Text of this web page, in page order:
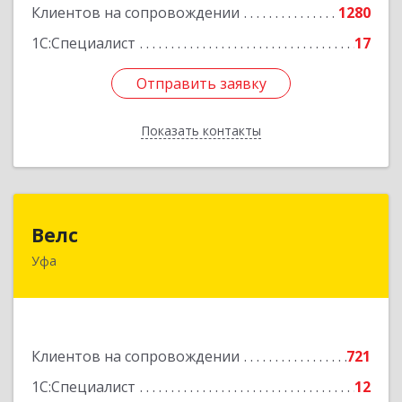
Клиентов на сопровождении
1280
1С:Специалист
17
Отправить заявку
Показать контакты
Отправить заявку
Назад
Велс
Уфа
Клиентов на сопровождении
721
1С:Специалист
12
450071, Башкортостан Респ, Уфа г, 50 лет СССР